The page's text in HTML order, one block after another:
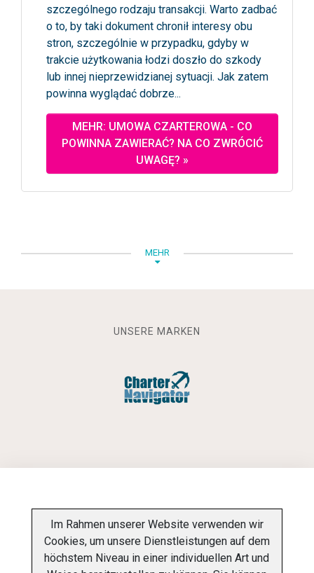
szczególnego rodzaju transakcji. Warto zadbać
o to, by taki dokument chronił interesy obu
stron, szczególnie w przypadku, gdyby w
trakcie użytkowania łodzi doszło do szkody
lub innej nieprzewidzianej sytuacji. Jak zatem
powinna wyglądać dobrze...
MEHR: UMOWA CZARTEROWA - CO
POWINNA ZAWIERAĆ? NA CO ZWRÓCIĆ
UWAGĘ? »
MEHR
UNSERE MARKEN
INFORMATIONSPFLICHT
DATENSCHUTZ-BESTIMMUNGEN ÜBER UNS
Im Rahmen unserer Website verwenden wir
Cookies, um unsere Dienstleistungen auf dem
höchstem Niveau in einer individuellen Art und